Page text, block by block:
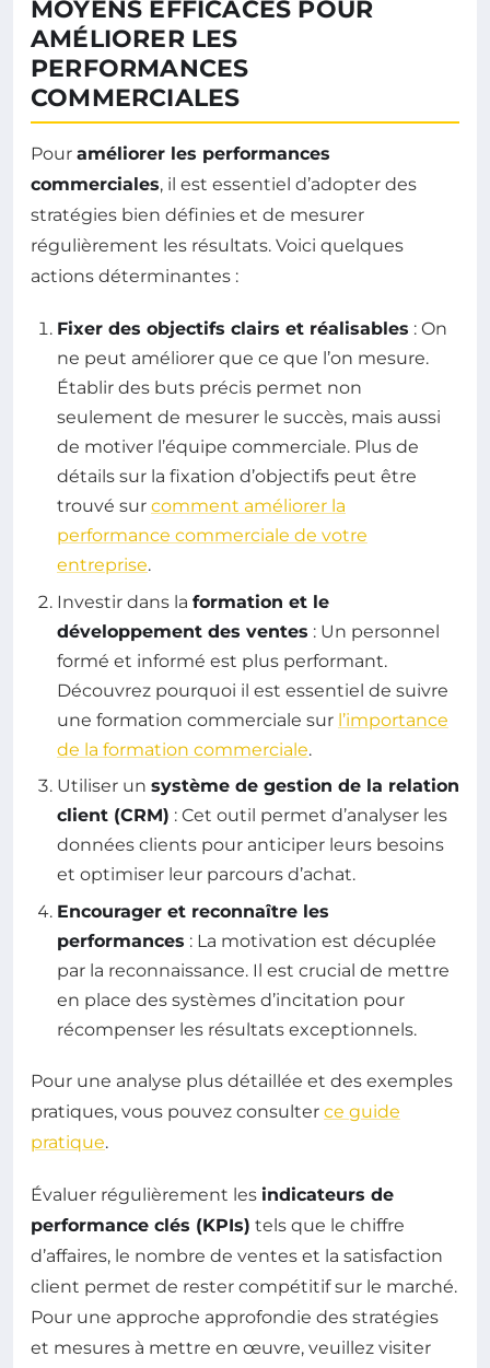
MOYENS EFFICACES POUR
AMÉLIORER LES
PERFORMANCES
COMMERCIALES
Pour améliorer les performances
commerciales, il est essentiel d’adopter des
stratégies bien définies et de mesurer
régulièrement les résultats. Voici quelques
actions déterminantes :
Fixer des objectifs clairs et réalisables : On
ne peut améliorer que ce que l’on mesure.
Établir des buts précis permet non
seulement de mesurer le succès, mais aussi
de motiver l’équipe commerciale. Plus de
détails sur la fixation d’objectifs peut être
trouvé sur comment améliorer la
performance commerciale de votre
entreprise.
Investir dans la formation et le
développement des ventes : Un personnel
formé et informé est plus performant.
Découvrez pourquoi il est essentiel de suivre
une formation commerciale sur l’importance
de la formation commerciale.
Utiliser un système de gestion de la relation
client (CRM) : Cet outil permet d’analyser les
données clients pour anticiper leurs besoins
et optimiser leur parcours d’achat.
Encourager et reconnaître les
performances : La motivation est décuplée
par la reconnaissance. Il est crucial de mettre
en place des systèmes d’incitation pour
récompenser les résultats exceptionnels.
Pour une analyse plus détaillée et des exemples
pratiques, vous pouvez consulter ce guide
pratique.
Évaluer régulièrement les indicateurs de
performance clés (KPIs) tels que le chiffre
d’affaires, le nombre de ventes et la satisfaction
client permet de rester compétitif sur le marché.
Pour une approche approfondie des stratégies
et mesures à mettre en œuvre, veuillez visiter